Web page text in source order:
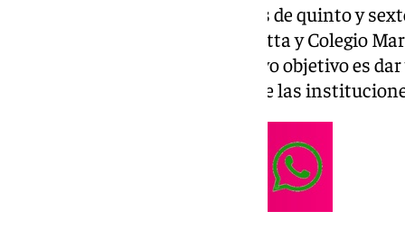
Más de un centenar de alumnos de quinto y
Romero Robledo, CEIP León Motta y Colegio
en esta iniciativa educativa, cuyo objetivo es
acercarlos al funcionamiento de las